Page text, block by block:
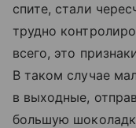
спите, стали
трудно
всего, это
В таком случае
в выходные,
большую